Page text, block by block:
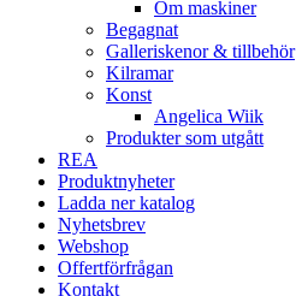
Om maskiner
Begagnat
Galleriskenor & tillbehör
Kilramar
Konst
Angelica Wiik
Produkter som utgått
REA
Produktnyheter
Ladda ner katalog
Nyhetsbrev
Webshop
Offertförfrågan
Kontakt